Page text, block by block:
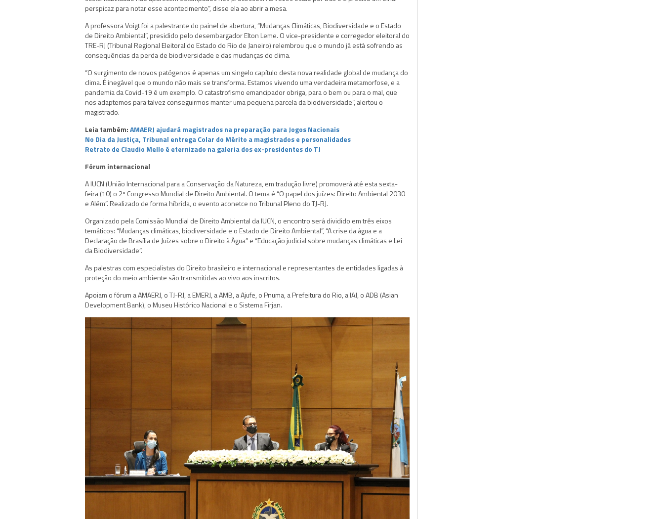
perspicaz para notar esse acontecimento”, disse ela ao abrir a mesa.
A professora Voigt foi a palestrante do painel de abertura, “Mudanças Climáticas, Biodiversidade e o Estado
de Direito Ambiental”, presidido pelo desembargador Elton Leme. O vice-presidente e corregedor eleitoral do
TRE-RJ (Tribunal Regional Eleitoral do Estado do Rio de Janeiro) relembrou que o mundo já está sofrendo as
consequências da perda de biodiversidade e das mudanças do clima.
“O surgimento de novos patógenos é apenas um singelo capítulo desta nova realidade global de mudança do
clima. É inegável que o mundo não mais se transforma. Estamos vivendo uma verdadeira metamorfose, e a
pandemia da Covid-19 é um exemplo. O catastrofismo emancipador obriga, para o bem ou para o mal, que
nos adaptemos para talvez conseguirmos manter uma pequena parcela da biodiversidade”, alertou o
magistrado.
Leia também:AMAERJ ajudará magistrados na preparação para Jogos Nacionais
No Dia da Justiça, Tribunal entrega Colar do Mérito a magistrados e personalidades
Retrato de Claudio Mello é eternizado na galeria dos ex-presidentes do TJ
Fórum internacional
A IUCN (União Internacional para a Conservação da Natureza, em tradução livre) promoverá até esta sexta-
feira (10) o 2º Congresso Mundial de Direito Ambiental. O tema é “O papel dos juízes: Direito Ambiental 2030
e Além”. Realizado de forma híbrida, o evento aconetce no Tribunal Pleno do TJ-RJ.
Organizado pela Comissão Mundial de Direito Ambiental da IUCN, o encontro será dividido em três eixos
temáticos: “Mudanças climáticas, biodiversidade e o Estado de Direito Ambiental”, “A crise da água e a
Declaração de Brasília de Juízes sobre o Direito à Água” e “Educação judicial sobre mudanças climáticas e Lei
da Biodiversidade”.
As palestras com especialistas do Direito brasileiro e internacional e representantes de entidades ligadas à
proteção do meio ambiente são transmitidas ao vivo aos inscritos.
Apoiam o fórum a AMAERJ, o TJ-RJ, a EMERJ, a AMB, a Ajufe, o Pnuma, a Prefeitura do Rio, a IAJ, o ADB (Asian
Development Bank), o Museu Histórico Nacional e o Sistema Firjan.